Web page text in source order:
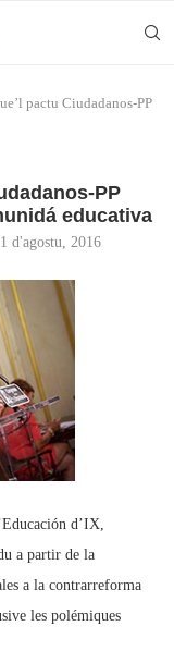
pactu Ciudadanos-PP
PP
educativa
d'agostu, 2016
d’IX,
a partir de la
a la contrarreforma
les polémiques